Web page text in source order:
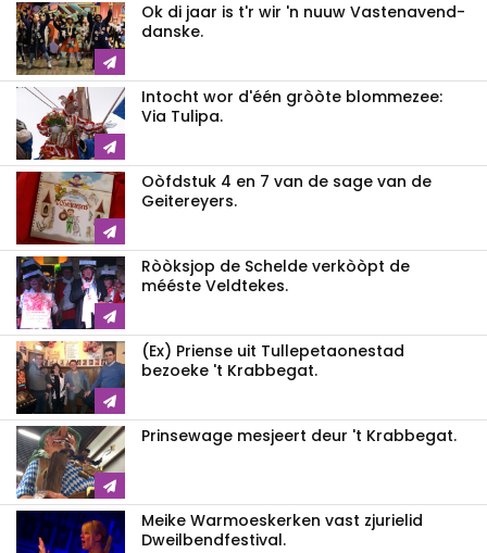
Ok di jaar is t'r wir 'n nuuw Vastenavend-
danske.
Intocht wor d'één gròòte blommezee:
Via Tulipa.
Oòfdstuk 4 en 7 van de sage van de
Geitereyers.
Ròòksjop de Schelde verkòòpt de
mééste Veldtekes.
(Ex) Priense uit Tullepetaonestad
bezoeke 't Krabbegat.
Prinsewage mesjeert deur 't Krabbegat.
Meike Warmoeskerken vast zjurielid
Dweilbendfestival.